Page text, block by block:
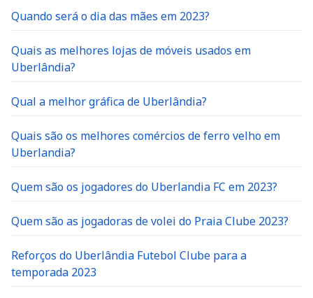
Quando será o dia das mães em 2023?
Quais as melhores lojas de móveis usados em
Uberlândia?
Qual a melhor gráfica de Uberlândia?
Quais são os melhores comércios de ferro velho em
Uberlandia?
Quem são os jogadores do Uberlandia FC em 2023?
Quem são as jogadoras de volei do Praia Clube 2023?
Reforços do Uberlândia Futebol Clube para a
temporada 2023